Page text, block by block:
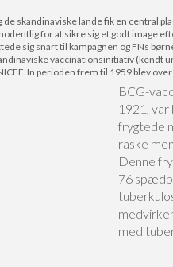
de skandinaviske lande fik en central
for at sikre sig et godt image
sig snart til kampagnen og FNs
vaccinationsinitiativ (kendt
In perioden frem til 1959 blev
BCG-
1921,
frygtede
raske
Denne
76
med